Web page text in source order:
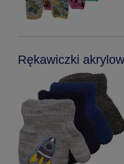
Rękawiczki